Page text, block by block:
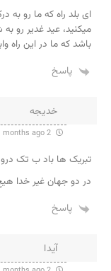
ای بلد راه که ما رو
میکنید، عید غدیر رو
باشد که ما در این راه
پاسخ
خدیجه
تبریک ها باد ب تک
در دو جهان غیر خدا
پاسخ
آیدا